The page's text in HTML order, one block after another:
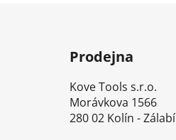
Prodejna
Kove Tools s.r.o.
Morávkova 1566
280 02 Kolín - Zálabí